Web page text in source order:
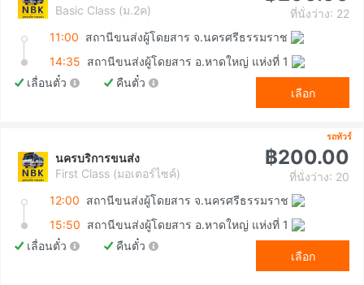
Basic Class (ม.2ค)
ที่นั่งว่าง: 22
11:00 สถานีขนส่งผู้โดยสาร จ.นครศรีธรรมราช
14:35 สถานีขนส่งผู้โดยสาร อ.หาดใหญ่ แห่งที่ 1
เลื่อนตั๋ว
คืนตั๋ว
เลือก
รถทัวร์
นครบริการขนส่ง
First Class (มอเตอร์ไซค์)
฿200.00
ที่นั่งว่าง: 20
12:00 สถานีขนส่งผู้โดยสาร จ.นครศรีธรรมราช
15:50 สถานีขนส่งผู้โดยสาร อ.หาดใหญ่ แห่งที่ 1
เลื่อนตั๋ว
คืนตั๋ว
เลือก